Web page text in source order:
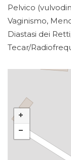
Pelvico
Vaginismo,
Diastasi dei
Tecar/